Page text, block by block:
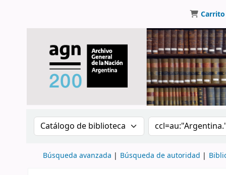
Carrito
Buscar en el catálogo por: Buscar en el
Búsqueda avanzada Búsqueda de autoridad